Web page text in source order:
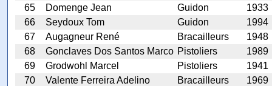
65
Domenge Jean Guidon
1933
66
Seydoux Tom Guidon
1994
67
Augagneur René Bracailleurs
1948
68
Gonclaves Dos Santos Marco Pistoliers
1989
69
Grodwohl Marcel Pistoliers
1941
70
Valente Ferreira Adelino Bracailleurs
1969